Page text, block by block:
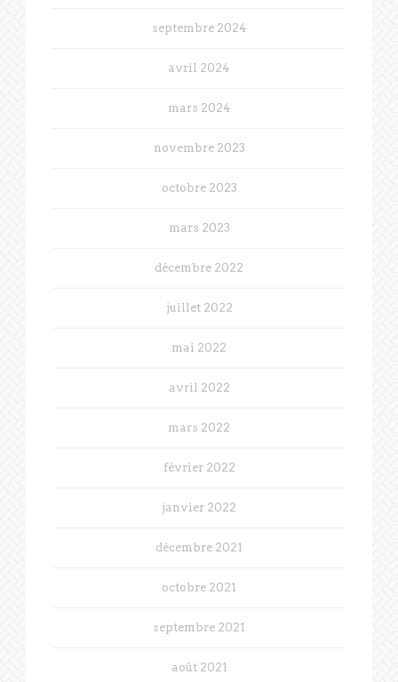
septembre 2024
avril 2024
mars 2024
novembre 2023
octobre 2023
mars 2023
décembre 2022
juillet 2022
mai 2022
avril 2022
mars 2022
février 2022
janvier 2022
décembre 2021
octobre 2021
septembre 2021
août 2021